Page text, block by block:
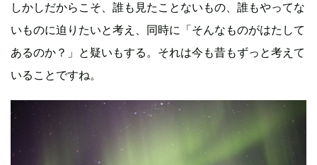
しかしだからこそ、誰も見たことないもの、誰もやってな
いものに迫りたいと考え、同時に「そんなものがはたして
あるのか？」と疑いもする。それは今も昔もずっと考えて
いることですね。